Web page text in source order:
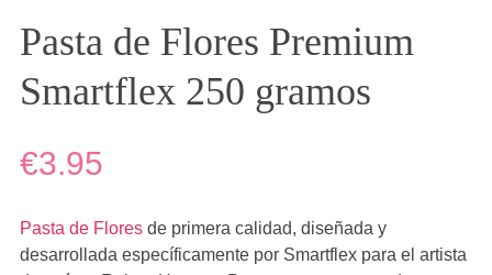
Pasta de Flores Premium
Smartflex 250 gramos
€3.95
Pasta de Floresde primera calidad, diseñada y
desarrollada específicamente por Smartflex para el artista